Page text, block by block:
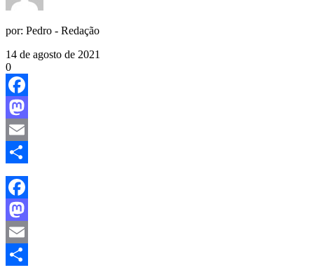
por: Pedro - Redação
14 de agosto de 2021
0
Facebook
Mastodon
Email
Share
Facebook
Mastodon
Email